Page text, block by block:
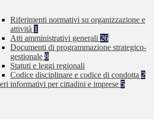
Riferimenti normativi su organizzazione e
attività 1
Atti amministrativi generali 26
Documenti di programmazione strategico-
gestionale 8
Statuti e leggi regionali
Codice disciplinare e codice di condotta 2
informativi per cittadini e imprese 5